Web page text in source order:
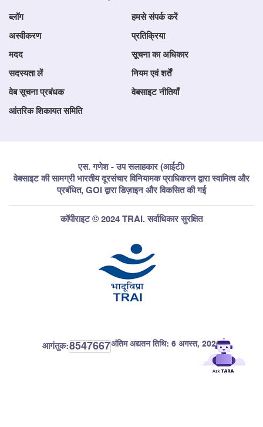
ब्लॉग हमसे संपर्क करें
अस्वीकरण प्रतिक्रिया
मदद सूचना का अधिकार
सदस्यता लें नियम एवं शर्तें
वेब सूचना प्रबंधक वेबसाइट नीतियाँ
आंतरिक शिकायत समिति
एस. गणेश - उप सलाहकार (आईटी)
वेबसाइट की सामग्री भारतीय दूरसंचार विनियामक प्राधिकरण द्वारा स्वामित्व और
प्रबंधित, GOI द्वारा डिज़ाइन और विकसित की गई
कॉपीराइट © 2024 TRAI. सर्वाधिकार सुरक्षित
आगंतुक:8547667अंतिम अद्यतन तिथि: 6 अगस्त, 2026